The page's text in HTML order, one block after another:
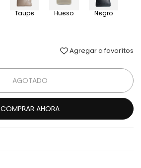
Taupe Hueso Negro
Agregar a favoritos
AGOTADO
COMPRAR AHORA